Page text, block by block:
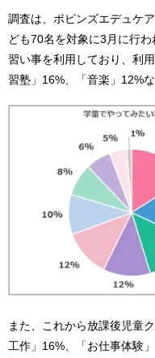
調査は、ポピンズエデュケ
ども70名を対象に3月に行
習い事を利用しており、利
習塾」16%、「音楽」12%な
また、これから放課後児童
工作」16%、「お仕事体験